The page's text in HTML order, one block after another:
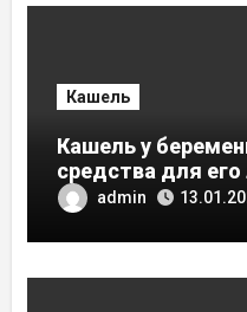
Кашель
Кашель у
средства для его
admin